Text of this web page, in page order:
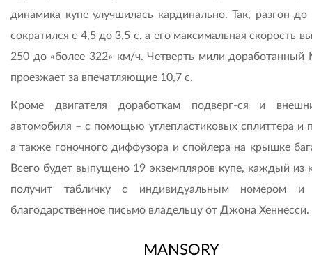
динамика купе улучшилась кардинально. Так, разгон до
сократился с 4,5 до 3,5 с, а его максимальная скорость
250 до «более 322» км/ч. Четверть мили доработанный
проезжает за впечатляющие 10,7 с.
Кроме двигателя доработкам подверг-ся и
автомобиля – с помощью углепластиковых сплиттера и
а также гоночного диффузора и спойлера на крышке
Всего будет выпущено 19 экземпляров купе, каждый из
получит табличку с индивидуальным номером и
благодарственное письмо владельцу от Джона Хеннесси.
MANSORY